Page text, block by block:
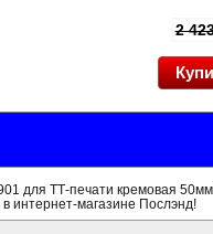
2
для ТТ-печати кремовая
в интернет-магазине Послэнд!